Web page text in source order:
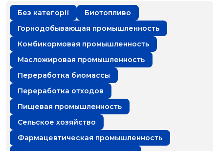
Без категорії
Биотопливо
Горнодобывающая промышленность
Комбикормовая промышленность
Масложировая промышленность
Переработка биомассы
Переработка отходов
Пищевая промышленность
Сельское хозяйство
Фармацевтическая промышленность